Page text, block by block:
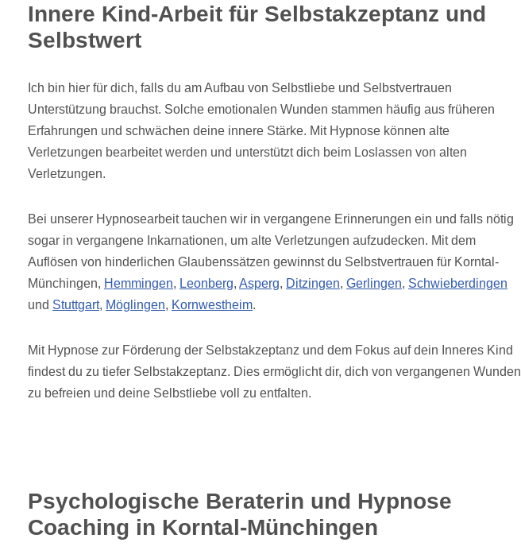
Innere Kind-Arbeit für Selbstakzeptanz und
Selbstwert
Ich bin hier für dich, falls du am Aufbau von Selbstliebe und Selbstvertrauen
Unterstützung brauchst. Solche emotionalen Wunden stammen häufig aus früheren
Erfahrungen und schwächen deine innere Stärke. Mit Hypnose können alte
Verletzungen bearbeitet werden und unterstützt dich beim Loslassen von alten
Verletzungen.
Bei unserer Hypnosearbeit tauchen wir in vergangene Erinnerungen ein und falls nötig
sogar in vergangene Inkarnationen, um alte Verletzungen aufzudecken. Mit dem
Auflösen von hinderlichen Glaubenssätzen gewinnst du Selbstvertrauen für Korntal-
Münchingen, Hemmingen, Leonberg, Asperg, Ditzingen, Gerlingen, Schwieberdingen
und Stuttgart, Möglingen, Kornwestheim.
Mit Hypnose zur Förderung der Selbstakzeptanz und dem Fokus auf dein Inneres Kind
findest du zu tiefer Selbstakzeptanz. Dies ermöglicht dir, dich von vergangenen Wunden
zu befreien und deine Selbstliebe voll zu entfalten.
Psychologische Beraterin und Hypnose
Coaching in Korntal-Münchingen